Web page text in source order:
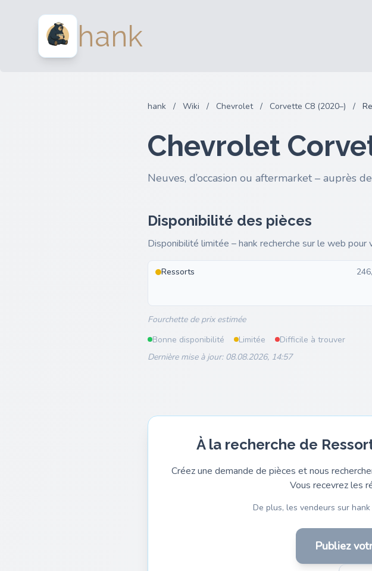
hank
hank / Wiki / Chevrolet / Corvette C8 (2020–) /
Chevrolet
Neuves, d’occasion ou aftermarket – auprès
Disponibilité des pièces
Disponibilité limitée – hank recherche sur le web pour
Ressorts
Fourchette de prix estimée
Bonne disponibilité
Limitée
Difficile à trouver
Dernière mise à jour: 08.08.2026, 14:57
À la recherche de
Créez une demande de pièces et nous
Vous recevrez les
De plus, les vendeurs sur
Publiez